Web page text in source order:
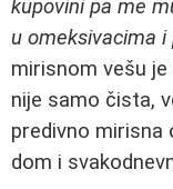
kupovini pa me
u omeksivacima i
mirisnom vešu
nije samo čista,
predivno mirisna
dom i